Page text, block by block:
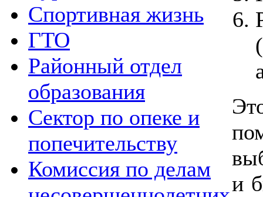
Спортивная жизнь
ГТО
Районный отдел
образования
Сектор по опеке и
попечительству
Комиссия по делам
и